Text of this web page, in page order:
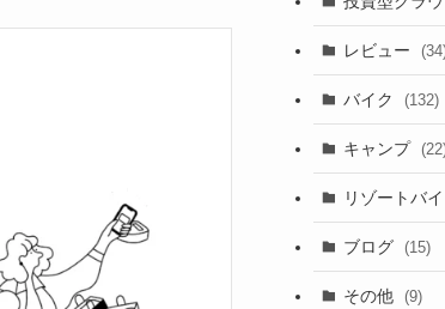
レビュー
バイク (132)
キャンプ
リゾートバイ
ブログ (15)
その他 (9)